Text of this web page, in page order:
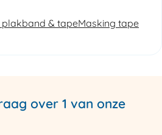
plakband & tapeMasking tape
over 1 van onze